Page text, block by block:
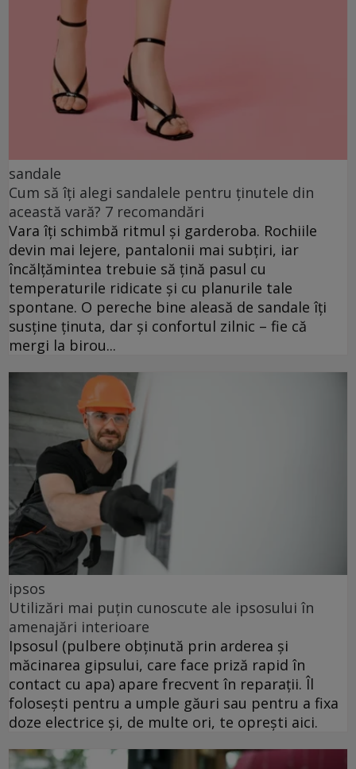
sandale
Cum să îți alegi sandalele pentru ținutele din
această vară? 7 recomandări
Vara îți schimbă ritmul și garderoba. Rochiile
devin mai lejere, pantalonii mai subțiri, iar
încălțămintea trebuie să țină pasul cu
temperaturile ridicate și cu planurile tale
spontane. O pereche bine aleasă de sandale îți
susține ținuta, dar și confortul zilnic – fie că
mergi la birou...
ipsos
Utilizări mai puțin cunoscute ale ipsosului în
amenajări interioare
Ipsosul (pulbere obținută prin arderea și
măcinarea gipsului, care face priză rapid în
contact cu apa) apare frecvent în reparații. Îl
folosești pentru a umple găuri sau pentru a fixa
doze electrice și, de multe ori, te oprești aici.